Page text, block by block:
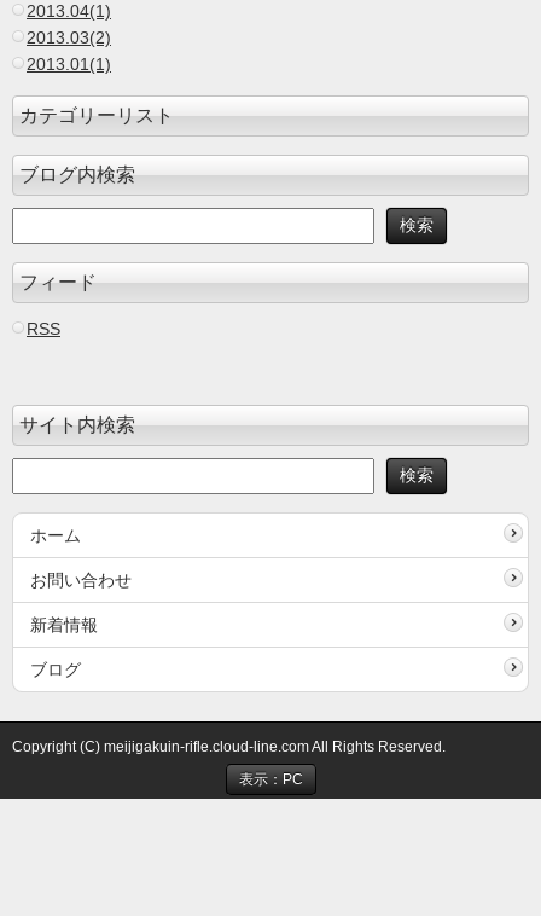
2013.04(1)
2013.03(2)
2013.01(1)
カテゴリーリスト
ブログ内検索
フィード
RSS
サイト内検索
ホーム
お問い合わせ
新着情報
ブログ
Copyright (C) meijigakuin-rifle.cloud-line.com All Rights Reserved.
表示：PC